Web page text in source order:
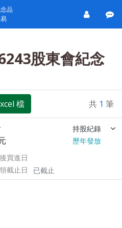
品
股東會紀念
檔 共 1 筆
持股紀錄
歷年發放
買進日
截止日
已截止